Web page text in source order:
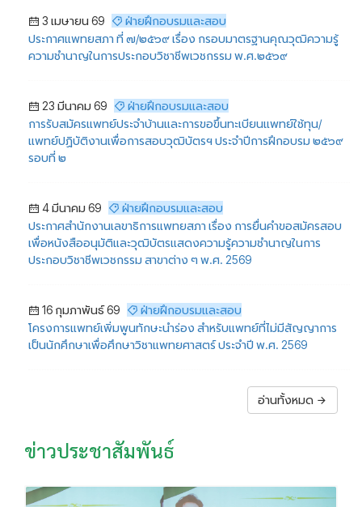
3 เมษายน 69
ฝ่ายฝึกอบรมและสอบ
ประกาศแพทยสภา ที่ ๗/๒๕๖๙ เรื่อง กรอบมาตรฐานคุณวุฒิความรู้
ความชำนาญในการประกอบวิชาชีพเวชกรรม พ.ศ.๒๕๖๙
23 มีนาคม 69
ฝ่ายฝึกอบรมและสอบ
การรับสมัครแพทย์ประจำบ้านและการขอขึ้นทะเบียนแพทย์ใช้ทุน/
แพทย์ปฏิบัติงานเพื่อการสอบวุฒิบัตรฯ ประจำปีการฝึกอบรม ๒๕๖๙
รอบที่ ๒
4 มีนาคม 69
ฝ่ายฝึกอบรมและสอบ
ประกาศสำนักงานเลขาธิการแพทยสภา เรื่อง การยื่นคำขอสมัครสอบ
เพื่อหนังสืออนุมัติและวุฒิบัตรแสดงความรู้ความชำนาญในการ
ประกอบวิชาชีพเวชกรรม สาขาต่าง ๆ พ.ศ. 2569
16 กุมภาพันธ์ 69
ฝ่ายฝึกอบรมและสอบ
โครงการแพทย์เพิ่มพูนทักษะนำร่อง สำหรับแพทย์ที่ไม่มีสัญญาการ
เป็นนักศึกษาเพื่อศึกษาวิชาแพทยศาสตร์ ประจำปี พ.ศ. 2569
อ่านทั้งหมด
ข่าวประชาสัมพันธ์